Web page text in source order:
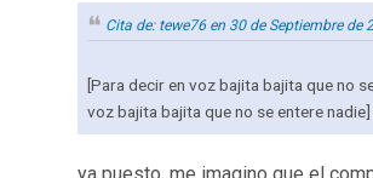
Cita de: tewe76 en 30 de Septiembre de
[Para decir en voz bajita bajita que no
voz bajita bajita que no se entere nadie]
ya puesto, me imagino que el